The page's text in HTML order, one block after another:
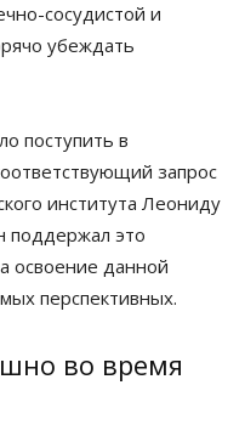
сосудистой и
убеждать
поступить в
запрос
института Леониду
поддержал это
освоение данной
перспективных.
во время